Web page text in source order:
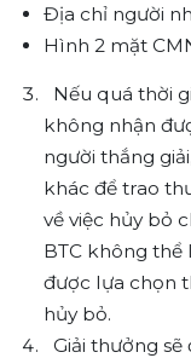
Địa chỉ người
Hình 2 mặt
Nếu quá thời
không nhận
người thắng
khác để trao
về việc hủy bỏ
BTC không thể
được lựa chọn
hủy bỏ.
Giải thưởng